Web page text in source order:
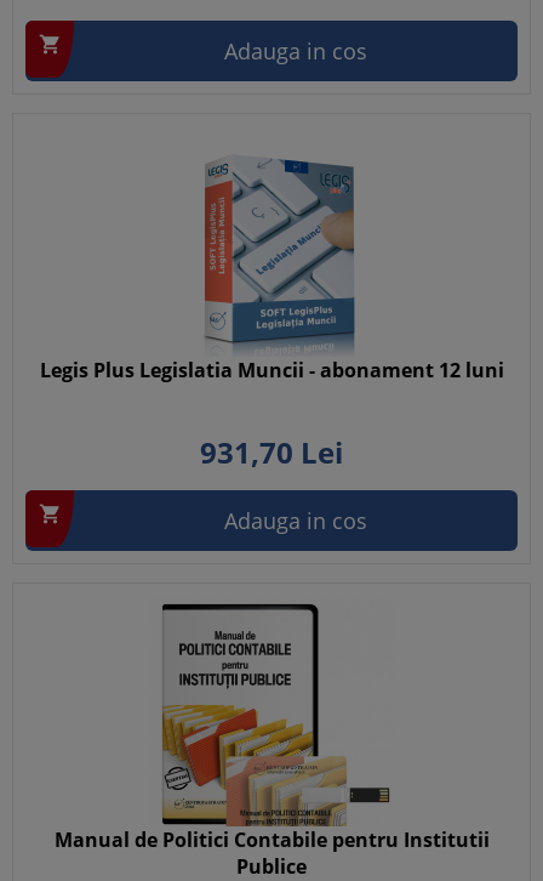
 Adauga in cos
Legis Plus Legislatia Muncii - abonament 12 luni
931,70 Lei
 Adauga in cos
Manual de Politici Contabile pentru Institutii
Publice